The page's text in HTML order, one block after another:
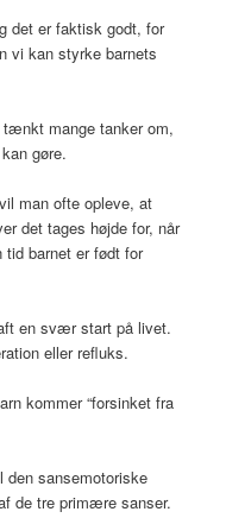
det er faktisk godt, for
vi kan styrke barnets
tænkt mange tanker om,
gøre.
man ofte opleve, at
det tages højde for, når
tid barnet er født for
en svær start på livet.
eller refluks.
kommer “forsinket fra
sansemotoriske
de tre primære sanser.